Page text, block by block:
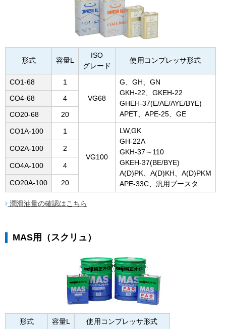
形式 容量L
ISO
グレード
使用コンプレッサ形式
CO1-68
1
VG68
G、GH、GN
GKH-22、GKEH-22
GHEH-37(E/AE/AYE/BYE)
APET、APE-25、GE
CO4-68
4
CO20-68
20
CO1A-100 1
VG100
LW,GK
GH-22A
GKH-37～110
GKEH-37(BE/BYE)
A(D)PK、A(D)KH、A(D)PKM
APE-33C、汎用ブースタ
CO2A-100 2
CO4A-100 4
CO20A-100 20
潤滑油量の確認はこちら
MAS用（スクリュ）
形式 容量L
使用コンプレッサ形式